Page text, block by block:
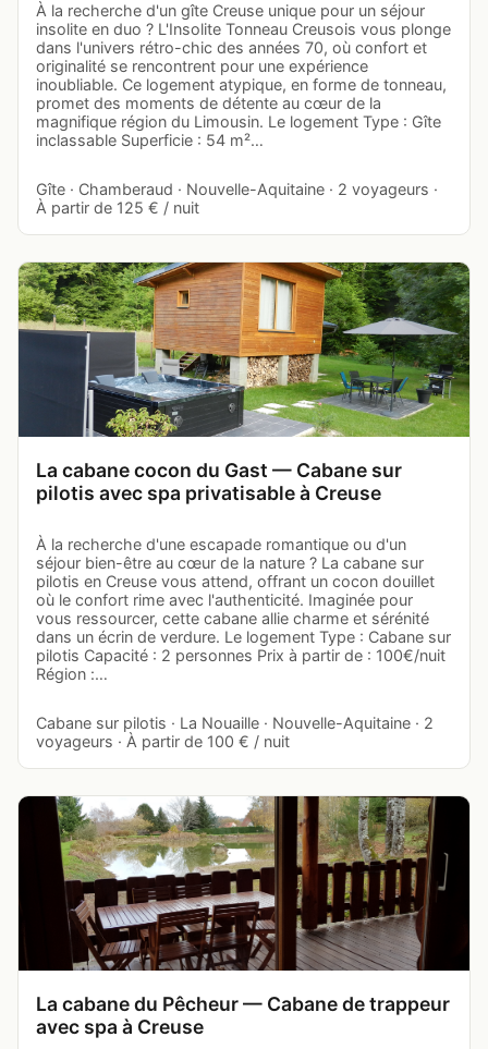
À la recherche d'un gîte Creuse unique pour un séjour
insolite en duo ? L'Insolite Tonneau Creusois vous plonge
dans l'univers rétro-chic des années 70, où confort et
originalité se rencontrent pour une expérience
inoubliable. Ce logement atypique, en forme de tonneau,
promet des moments de détente au cœur de la
magnifique région du Limousin. Le logement Type : Gîte
inclassable Superficie : 54 m²…
Gîte · Chamberaud · Nouvelle-Aquitaine · 2 voyageurs ·
À partir de 125 € / nuit
La cabane cocon du Gast — Cabane sur
pilotis avec spa privatisable à Creuse
À la recherche d'une escapade romantique ou d'un
séjour bien-être au cœur de la nature ? La cabane sur
pilotis en Creuse vous attend, offrant un cocon douillet
où le confort rime avec l'authenticité. Imaginée pour
vous ressourcer, cette cabane allie charme et sérénité
dans un écrin de verdure. Le logement Type : Cabane sur
pilotis Capacité : 2 personnes Prix à partir de : 100€/nuit
Région :…
Cabane sur pilotis · La Nouaille · Nouvelle-Aquitaine · 2
voyageurs · À partir de 100 € / nuit
La cabane du Pêcheur — Cabane de trappeur
avec spa à Creuse